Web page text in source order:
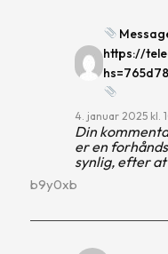
https://
4. januar 2025 kl.
Din
er en
synlig, efter
b9y0xb